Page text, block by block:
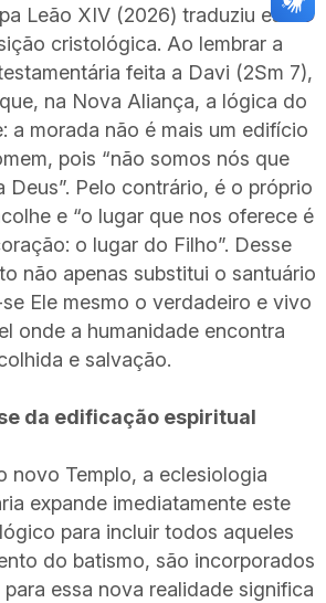
Leão XIV (2026) traduziu essa
cristológica. Ao lembrar a
feita a Davi (2Sm 7),
na Nova Aliança, a lógica do
a morada não é mais um edifício
pois “não somos nós que
Deus”. Pelo contrário, é o próprio
e “o lugar que nos oferece é
o lugar do Filho”. Desse
não apenas substitui o santuário
Ele mesmo o verdadeiro e vivo
onde a humanidade encontra
e salvação.
da edificação espiritual
novo Templo, a eclesiologia
expande imediatamente este
para incluir todos aqueles
do batismo, são incorporados
essa nova realidade significa